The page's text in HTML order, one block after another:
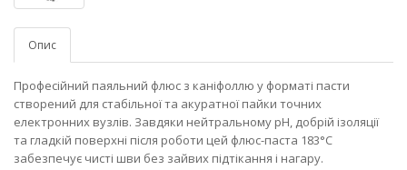
Опис
Професійний паяльний флюс з каніфоллю у форматі пасти
створений для стабільної та акуратної пайки точних
електронних вузлів. Завдяки нейтральному pH, добрій ізоляції
та гладкій поверхні після роботи цей флюс-паста 183°С
забезпечує чисті шви без зайвих підтікання і нагару.